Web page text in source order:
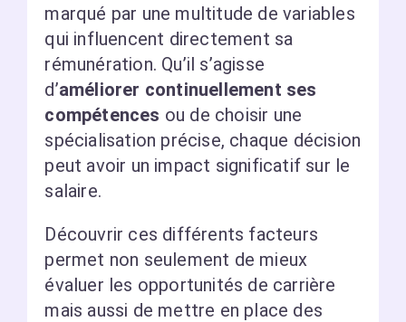
marqué par une multitude de variables
qui influencent directement sa
rémunération. Qu’il s’agisse
d’améliorer continuellement ses
compétences ou de choisir une
spécialisation précise, chaque décision
peut avoir un impact significatif sur le
salaire.
Découvrir ces différents facteurs
permet non seulement de mieux
évaluer les opportunités de carrière
mais aussi de mettre en place des